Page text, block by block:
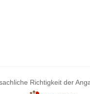
Richtigkeit der